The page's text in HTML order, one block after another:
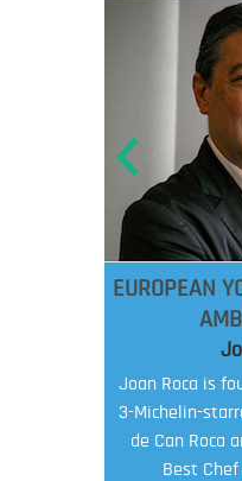
EUROPEAN
Joan Roca is
3-Michelin-
de Can Roca
Best Chef